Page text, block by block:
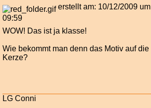
erstellt am: 10/12/2009 um
09:59
WOW! Das ist ja klasse!
Wie bekommt man denn das Motiv auf die
Kerze?
LG Conni